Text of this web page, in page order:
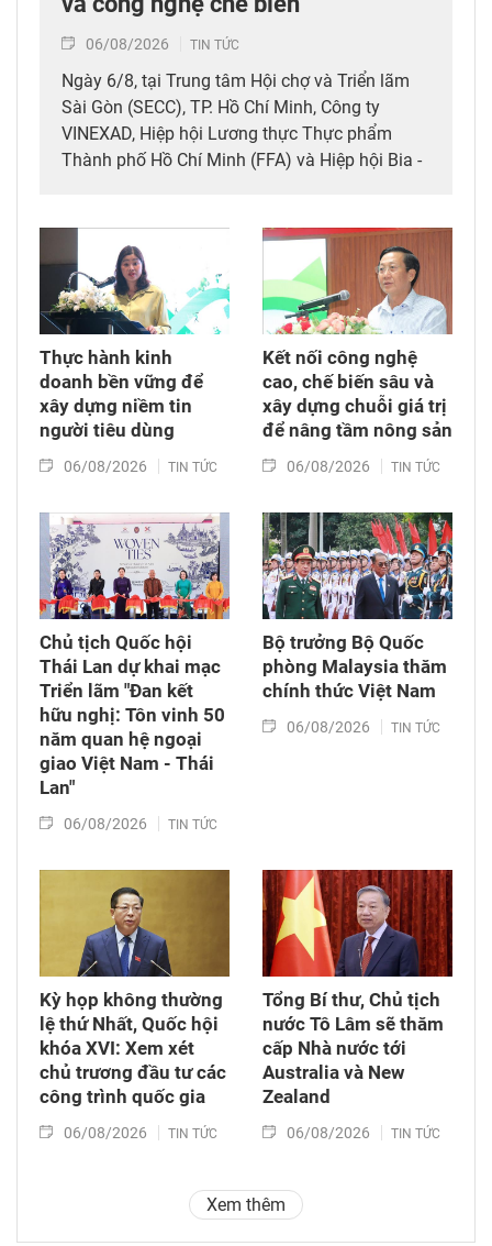
06/08/2026 TIN TỨC
Ngày 6/8, tại Trung tâm Hội chợ và Triển lãm
Sài Gòn (SECC), TP. Hồ Chí Minh, Công ty
VINEXAD, Hiệp hội Lương thực Thực phẩm
Thành phố Hồ Chí Minh (FFA) và Hiệp hội Bia -
kết hợp hai chuyên ngành thực phẩm, đồ uống
và thiết bị - công nghệ chế biến, bao bì
(Vietfood & Beverage - Propack Vietnam 2026).
Thực hành kinh
doanh bền vững để
xây dựng niềm tin
người tiêu dùng
06/08/2026 TIN TỨC
Kết nối công nghệ
cao, chế biến sâu và
xây dựng chuỗi giá trị
để nâng tầm nông sản
06/08/2026 TIN TỨC
Chủ tịch Quốc hội
Thái Lan dự khai mạc
Triển lãm "Đan kết
hữu nghị: Tôn vinh 50
năm quan hệ ngoại
giao Việt Nam - Thái
Lan"
06/08/2026 TIN TỨC
Bộ trưởng Bộ Quốc
phòng Malaysia thăm
chính thức Việt Nam
06/08/2026 TIN TỨC
Kỳ họp không thường
lệ thứ Nhất, Quốc hội
khóa XVI: Xem xét
chủ trương đầu tư các
công trình quốc gia
06/08/2026 TIN TỨC
Tổng Bí thư, Chủ tịch
nước Tô Lâm sẽ thăm
cấp Nhà nước tới
Australia và New
Zealand
06/08/2026 TIN TỨC
Xem thêm